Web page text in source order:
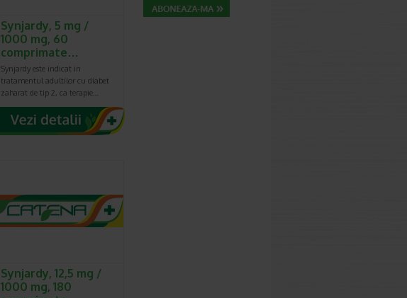
Synjardy, 5 mg /
1000 mg, 60
comprimate…
Synjardy este indicat in
tratamentul adultilor cu diabet
zaharat de tip 2, ca terapie…
Synjardy, 12,5 mg /
1000 mg, 180